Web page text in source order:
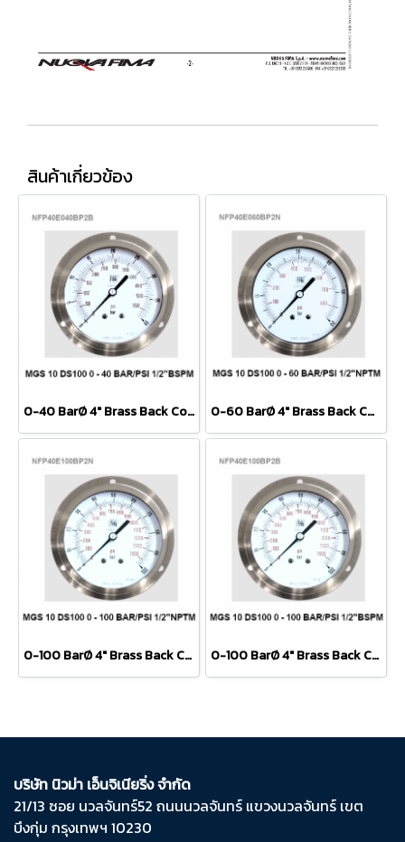
สินค้าเกี่ยวข้อง
0-40 BarØ 4" Brass Back Connect 1/2" BSP 0-60 BarØ 4" Brass Back Connect 1/2" BSP
0-100 BarØ 4" Brass Back Connect 1/2" NPT 0-100 BarØ 4" Brass Back Connect 1/2" NPT
บริษัท นิวม่า เอ็นจิเนียริ่ง จำกัด
21/13 ซอย นวลจันทร์​52 ถนน​นวลจันทร์​ แขวง​นวลจันทร์​ เขต​
บึงกุ่ม​ กรุงเทพฯ​ 10230